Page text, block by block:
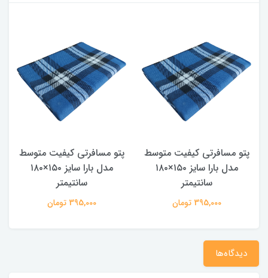
پتو مسافرتی کیفیت متوسط
مدل بارا سایز ۱۵۰×۱۸۰
سانتیمتر
395,000 تومان
پتو مسافرتی کیفیت متوسط
مدل بارا سایز ۱۵۰×۱۸۰
سانتیمتر
395,000 تومان
دیدگاه‌ها